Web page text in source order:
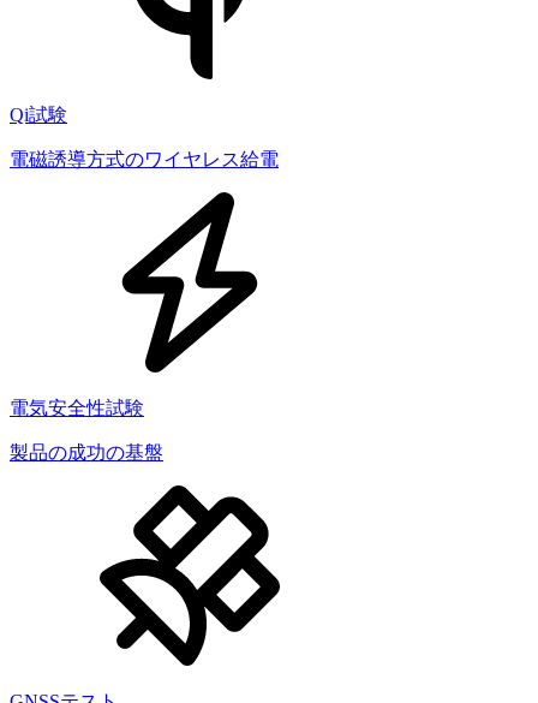
Qi試験
電磁誘導方式のワイヤレス給電
電気安全性試験
製品の成功の基盤